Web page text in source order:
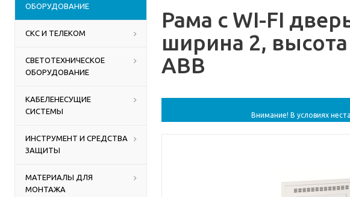
ОБОРУДОВАНИЕ
СКС И ТЕЛЕКОМ
СВЕТОТЕХНИЧЕСКОЕ
ОБОРУДОВАНИЕ
КАБЕЛЕНЕСУЩИЕ
СИСТЕМЫ
ИНСТРУМЕНТ И СРЕДСТВА
ЗАЩИТЫ
МАТЕРИАЛЫ ДЛЯ
МОНТАЖА
Рама с WI-FI
ширина 2, высота
ABB
Внимание! В условиях